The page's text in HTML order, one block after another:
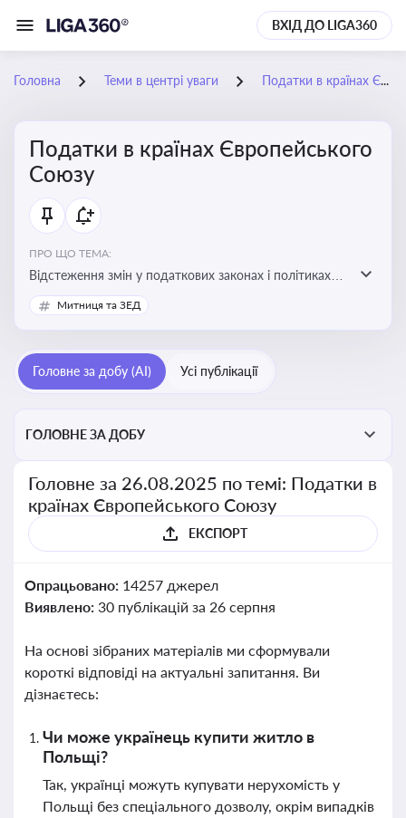
ВХІД ДО LIGA360
Головна Теми в центрі уваги Податки в країнах Європейського Союзу
Податки в країнах Європейського
Союзу
ПРО ЩО ТЕМА:
Відстеження змін у податкових законах і політиках
країн ЄС. Моніторинг кейсів, що впливають на бізнес-
процеси та фінансову звітність
Митниця та ЗЕД
Головне за добу (AI) Усі публікації
ГОЛОВНЕ ЗА ДОБУ
Головне за 26.08.2025 по темі: Податки в
країнах Європейського Союзу
ЕКСПОРТ
Опрацьовано: 14257 джерел
Виявлено: 30 публікацій за 26 серпня
На основі зібраних матеріалів ми сформували
короткі відповіді на актуальні запитання. Ви
дізнаєтесь:
Чи може українець купити житло в
Польщі?
Так, українці можуть купувати нерухомість у
Польщі без спеціального дозволу, окрім випадків